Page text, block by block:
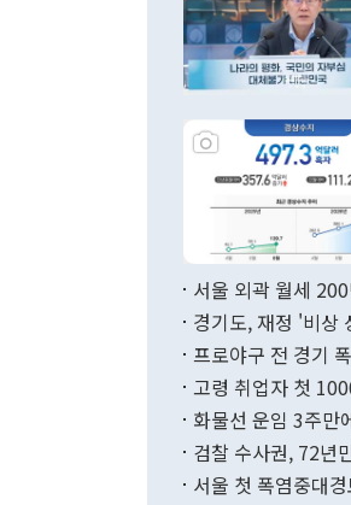
서울 외곽 월세
경기도, 재정 '비상
프로야구 전 경기
고령 취업자 첫
화물선 운임 3주만
검찰 수사권, 72년
서울 첫 폭염중대경